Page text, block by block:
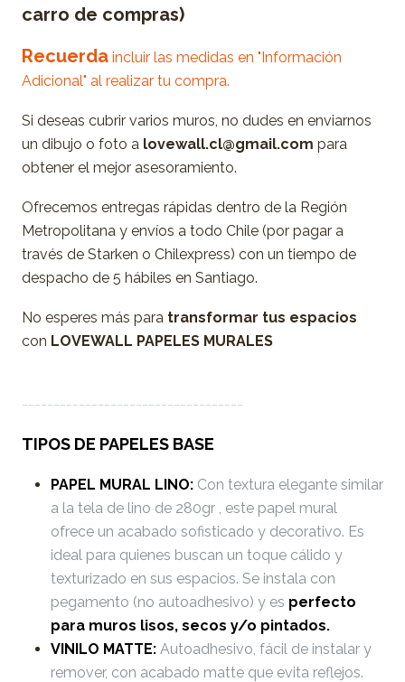
carro de compras)
Recuerda incluir las medidas en "Información
Adicional" al realizar tu compra.
Si deseas cubrir varios muros, no dudes en enviarnos
un dibujo o foto a lovewall.cl@gmail.com para
obtener el mejor asesoramiento.
Ofrecemos entregas rápidas dentro de la Región
Metropolitana y envíos a todo Chile (por pagar a
través de Starken o Chilexpress) con un tiempo de
despacho de 5 hábiles en Santiago.
No esperes más para transformar tus espacios
con LOVEWALL PAPELES MURALES
-----------------------------------
TIPOS DE PAPELES BASE
PAPEL MURAL LINO: Con textura elegante similar
a la tela de lino de 280gr , este papel mural
ofrece un acabado sofisticado y decorativo. Es
ideal para quienes buscan un toque cálido y
texturizado en sus espacios. Se instala con
pegamento (no autoadhesivo) y es perfecto
para muros lisos, secos y/o pintados.
VINILO MATTE: Autoadhesivo, fácil de instalar y
remover, con acabado matte que evita reflejos.